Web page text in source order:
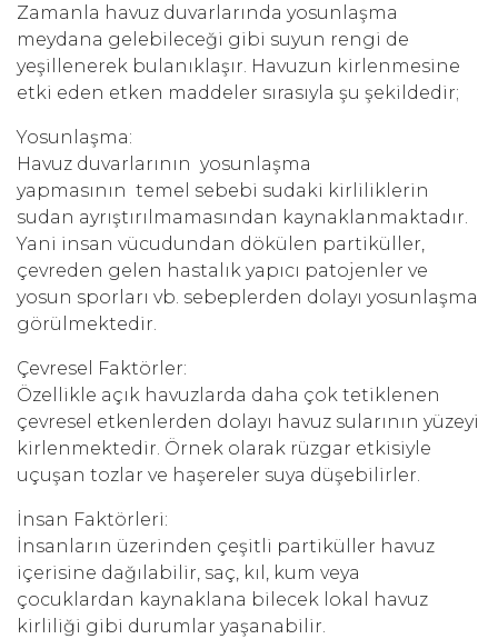
Zamanla havuz duvarlarında yosunlaşma
meydana gelebileceği gibi suyun rengi de
yeşillenerek bulanıklaşır. Havuzun kirlenmesine
etki eden etken maddeler sırasıyla şu şekildedir;
Yosunlaşma:
Havuz duvarlarının yosunlaşma
yapmasının temel sebebi sudaki kirliliklerin
sudan ayrıştırılmamasından kaynaklanmaktadır.
Yani insan vücudundan dökülen partiküller,
çevreden gelen hastalık yapıcı patojenler ve
yosun sporları vb. sebeplerden dolayı yosunlaşma
görülmektedir.
Çevresel Faktörler:
Özellikle açık havuzlarda daha çok tetiklenen
çevresel etkenlerden dolayı havuz sularının yüzeyi
kirlenmektedir. Örnek olarak rüzgar etkisiyle
uçuşan tozlar ve haşereler suya düşebilirler.
İnsan Faktörleri:
İnsanların üzerinden çeşitli partiküller havuz
içerisine dağılabilir, saç, kıl, kum veya
çocuklardan kaynaklana bilecek lokal havuz
kirliliği gibi durumlar yaşanabilir.